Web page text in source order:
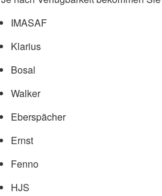
IMASAF
Klarius
Bosal
Walker
Eberspächer
Ernst
Fenno
HJS